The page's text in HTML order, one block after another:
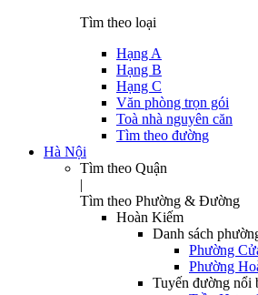
Tìm theo loại
Hạng A
Hạng B
Hạng C
Văn phòng trọn gói
Toà nhà nguyên căn
Tìm theo đường
Hà Nội
Tìm theo Quận
|
Tìm theo Phường & Đường
Hoàn Kiếm
Danh sách
Phường
Phường
Tuyến đường nổi